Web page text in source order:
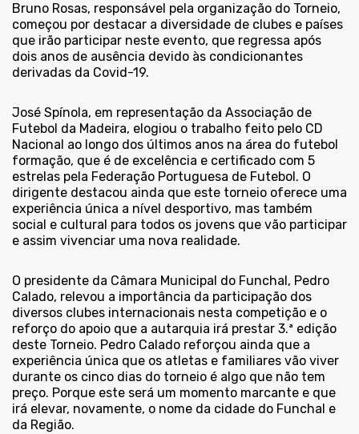
Bruno Rosas, responsável pela organização do Torneio,
começou por destacar a diversidade de clubes e países
que irão participar neste evento, que regressa após
dois anos de ausência devido às condicionantes
derivadas da Covid-19.
José Spínola, em representação da Associação de
Futebol da Madeira, elogiou o trabalho feito pelo CD
Nacional ao longo dos últimos anos na área do futebol
formação, que é de excelência e certificado com 5
estrelas pela Federação Portuguesa de Futebol. O
dirigente destacou ainda que este torneio oferece uma
experiência única a nível desportivo, mas também
social e cultural para todos os jovens que vão participar
e assim vivenciar uma nova realidade.
O presidente da Câmara Municipal do Funchal, Pedro
Calado, relevou a importância da participação dos
diversos clubes internacionais nesta competição e o
reforço do apoio que a autarquia irá prestar 3.ª edição
deste Torneio. Pedro Calado reforçou ainda que a
experiência única que os atletas e familiares vão viver
durante os cinco dias do torneio é algo que não tem
preço. Porque este será um momento marcante e que
irá elevar, novamente, o nome da cidade do Funchal e
da Região.